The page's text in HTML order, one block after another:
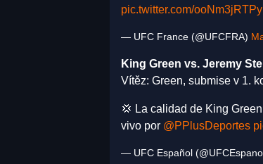
pic.twitter.com/ooNm3jRTPy
— UFC France (@UFCFRA)
King Green vs. Jeremy
Vítěz: Green, submise v 1.
💢 La calidad de King
vivo por @PPlusDeportes
— UFC Español